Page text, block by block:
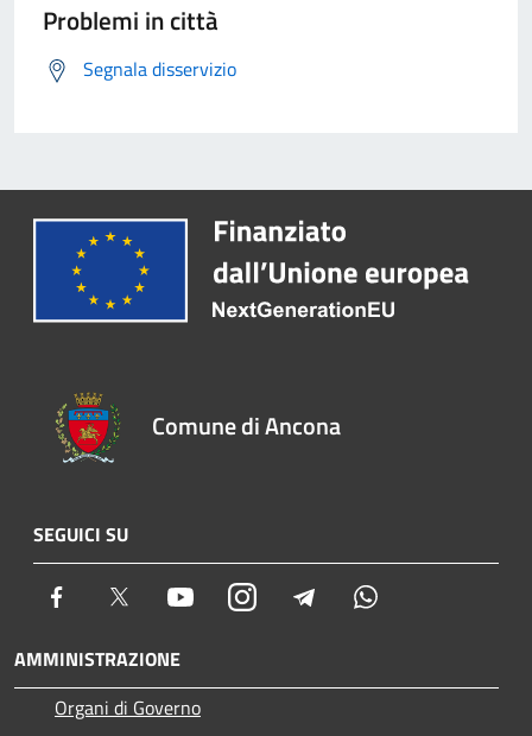
Problemi in città
Segnala disservizio
Comune di Ancona
SEGUICI SU
Facebook Twitter YoutubeInstagram Telegram
AMMINISTRAZIONE
Organi di Governo